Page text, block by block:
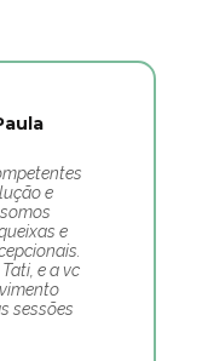
e
e
e a vc
sessões